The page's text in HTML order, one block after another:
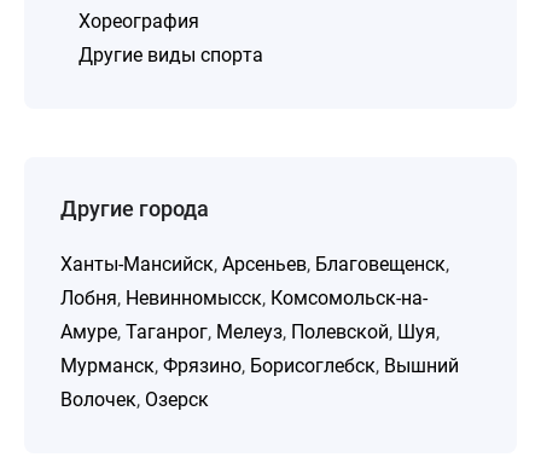
Хореография
Другие виды спорта
Другие города
Ханты-Мансийск, Арсеньев, Благовещенск,
Лобня, Невинномысск, Комсомольск-на-
Амуре, Таганрог, Мелеуз, Полевской, Шуя,
Мурманск, Фрязино, Борисоглебск, Вышний
Волочек, Озерск